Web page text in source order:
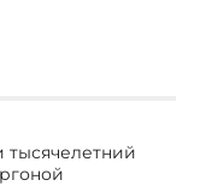
тысячелетний